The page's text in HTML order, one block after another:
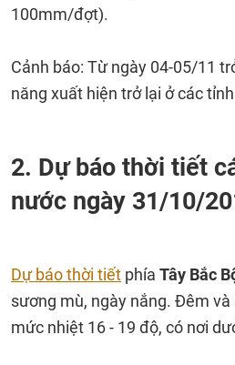
100mm/đợt).
Cảnh báo: Từ ngày 04-05/11
năng xuất hiện trở lại ở các
2. Dự báo thời tiết
nước ngày 31/10/
Dự báo thời tiết phía Tây Bắc
sương mù, ngày nắng. Đêm
mức nhiệt 16 - 19 độ, có nơi